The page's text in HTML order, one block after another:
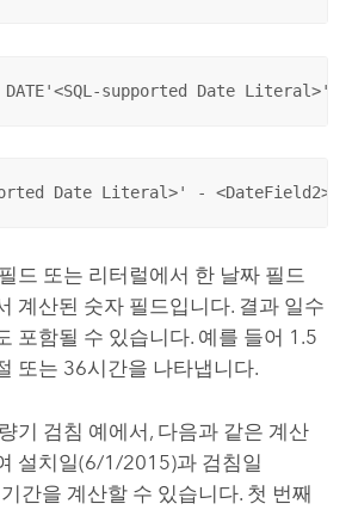
supported Date Literal>'
Date Literal>' - <DateField2>
드 또는 리터럴에서 한 날짜 필드
계산된 숫자 필드입니다. 결과 일수
포함될 수 있습니다. 예를 들어 1.5
또는 36시간을 나타냅니다.
기 검침 예에서, 다음과 같은 계산
설치일(6/1/2015)과 검침일
간을 계산할 수 있습니다. 첫 번째